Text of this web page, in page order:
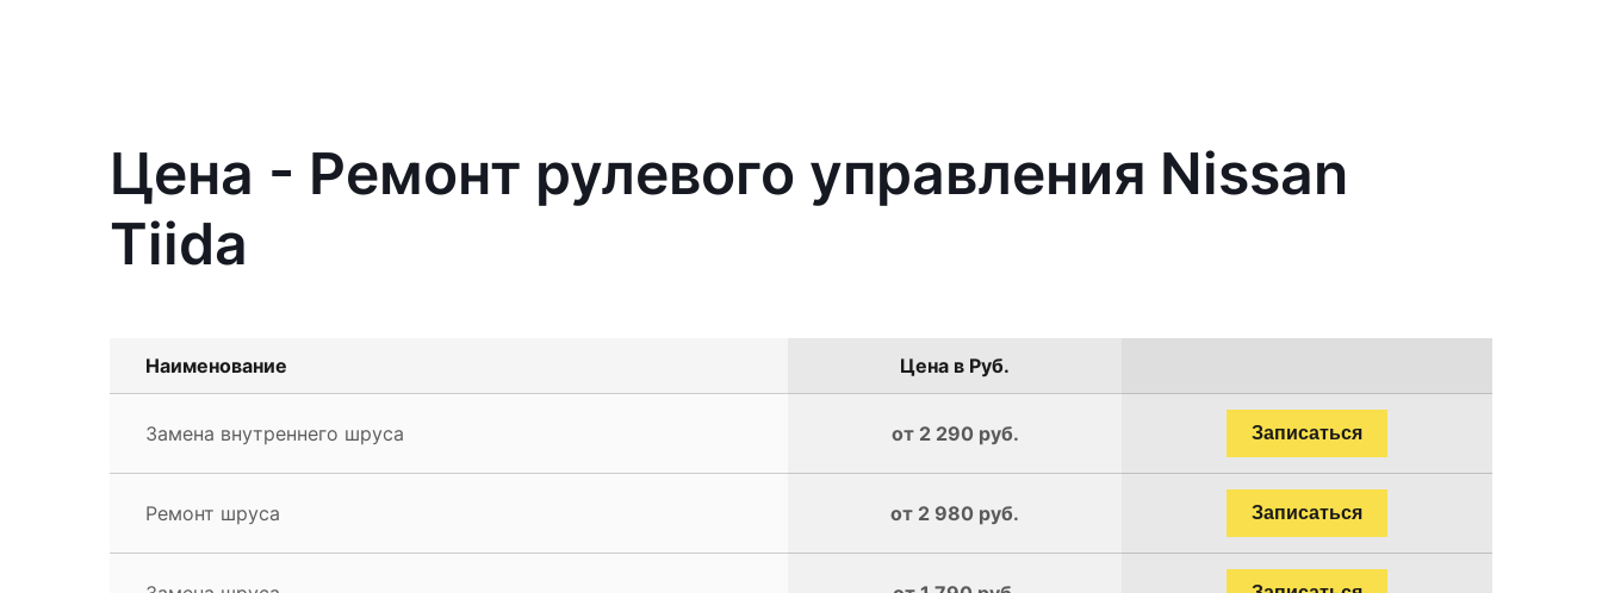
Цена - Ремонт рулевого управления Nissan
Tiida
Наименование Цена в Руб.
Замена внутреннего шруса от 2 290 руб. Записаться
Ремонт шруса от 2 980 руб. Записаться